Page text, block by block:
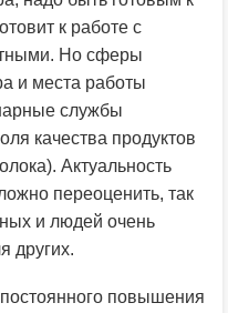
к работе с
Но сферы
и места работы
службы
качества продуктов
Актуальность
переоценить, так
и людей очень
других.
повышения